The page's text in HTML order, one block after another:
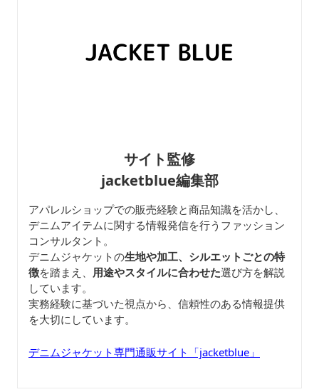
サイト監修
jacketblue編集部
アパレルショップでの販売経験と商品知識を活かし、
デニムアイテムに関する情報発信を行うファッション
コンサルタント。
デニムジャケットの生地や加工、シルエットごとの特
徴を踏まえ、 用途やスタイルに合わせた選び方を解説
しています。
実務経験に基づいた視点から、信頼性のある情報提供
を大切にしています。
デニムジャケット専門通販サイト「jacketblue」